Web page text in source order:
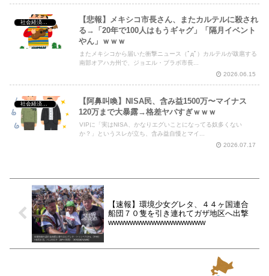
社会経済・政治
【悲報】メキシコ市長さん、またカルテルに殺され
る→「20年で100人はもうギャグ」「隔月イベント
やん」ｗｗｗ
またメキシコから届いた衝撃ニュース（ﾟдﾟ）カルテルが跋扈する
南部オアハカ州で、ジョエル・ブラボ市長...
2026.06.15
社会経済・政治
【阿鼻叫喚】NISA民、含み益1500万〜マイナス
120万まで大暴露→格差ヤバすぎｗｗｗ
VIPに「実はNISA、かなりエグいことになってる奴多くない
か？」というスレが立ち、含み益自慢とマイ...
2026.07.17
【速報】環境少女グレタ、４４ヶ国連合
船団７０隻を引き連れてガザ地区へ出撃
wwwwwwwwwwwwwwwwww